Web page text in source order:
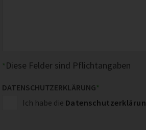
Diese Felder sind Pflichtangaben
DATENSCHUTZERKLÄRUNG*
Ich habe die